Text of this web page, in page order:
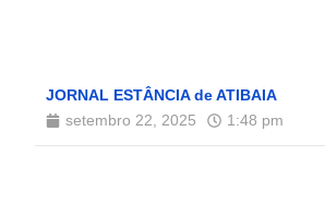
JORNAL ESTÂNCIA de ATIBAIA
setembro 22, 2025
1:48 pm